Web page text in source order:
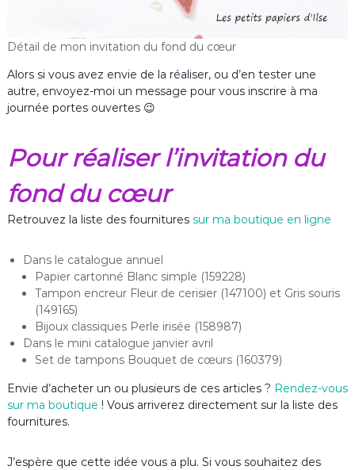
Détail de mon invitation du fond du cœur
Alors si vous avez envie de la réaliser, ou d’en tester une
autre, envoyez-moi un message pour vous inscrire à ma
journée portes ouvertes 😉
Pour réaliser l’invitation du
fond du cœur
Retrouvez la liste des fournitures sur ma boutique en ligne
Dans le catalogue annuel
Papier cartonné Blanc simple (159228)
Tampon encreur Fleur de cerisier (147100) et Gris souris
(149165)
Bijoux classiques Perle irisée (158987)
Dans le mini catalogue janvier avril
Set de tampons Bouquet de cœurs (160379)
Envie d’acheter un ou plusieurs de ces articles ? Rendez-vous
sur ma boutique ! Vous arriverez directement sur la liste des
fournitures.
J’espère que cette idée vous a plu. Si vous souhaitez des